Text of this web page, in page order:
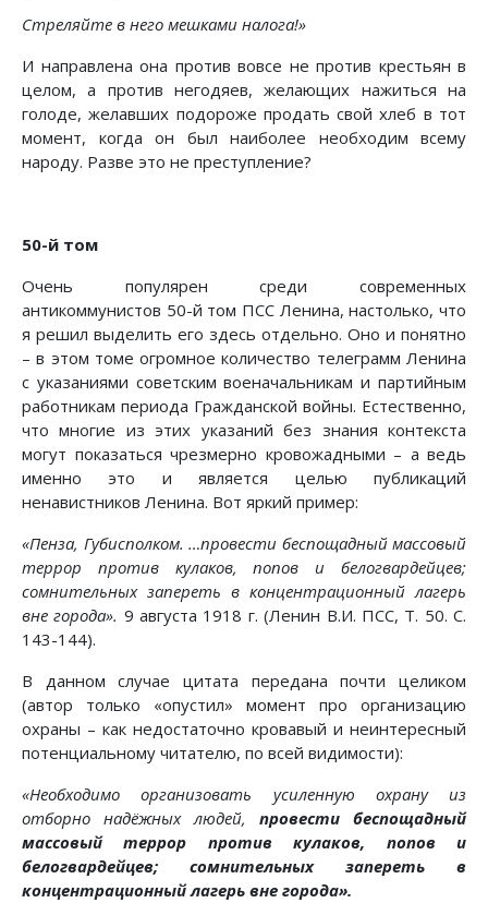
Стреляйте в него мешками налога!»
И направлена она против вовсе не против крестьян в
целом, а против негодяев, желающих нажиться на
голоде, желавших подороже продать свой хлеб в тот
момент, когда он был наиболее необходим всему
народу. Разве это не преступление?
50-й том
Очень популярен среди современных
антикоммунистов 50-й том ПСС Ленина, настолько, что
я решил выделить его здесь отдельно. Оно и понятно
– в этом томе огромное количество телеграмм Ленина
с указаниями советским военачальникам и партийным
работникам периода Гражданской войны. Естественно,
что многие из этих указаний без знания контекста
могут показаться чрезмерно кровожадными – а ведь
именно это и является целью публикаций
ненавистников Ленина. Вот яркий пример:
«Пенза, Губисполком. …провести беспощадный массовый
террор против кулаков, попов и белогвардейцев;
сомнительных запереть в концентрационный лагерь
вне города». 9 августа 1918 г. (Ленин В.И. ПСС, Т. 50. С.
143-144).
В данном случае цитата передана почти целиком
(автор только «опустил» момент про организацию
охраны – как недостаточно кровавый и неинтересный
потенциальному читателю, по всей видимости):
«Необходимо организовать усиленную охрану из
отборно надёжных людей, провести беспощадный
массовый террор против кулаков, попов и
белогвардейцев; сомнительных запереть в
концентрационный лагерь вне города».